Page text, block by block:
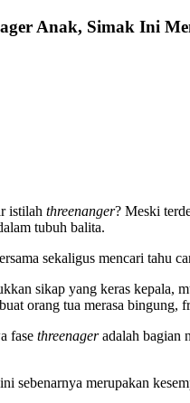
Anak, Simak Ini
istilah threenanger? Meski
tubuh balita.
sekaligus mencari tahu
sikap yang keras kepala,
orang tua merasa bingung,
fase threenageradalah bagian
sebenarnya merupakan